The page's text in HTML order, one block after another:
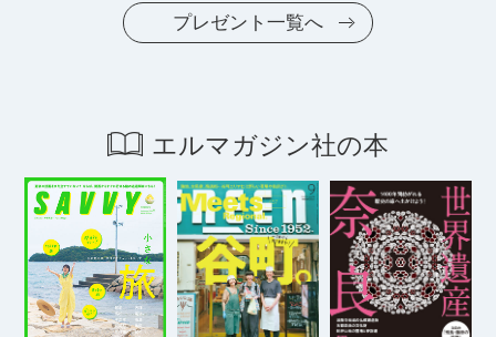
プレゼント一覧へ
エルマガジン社の本